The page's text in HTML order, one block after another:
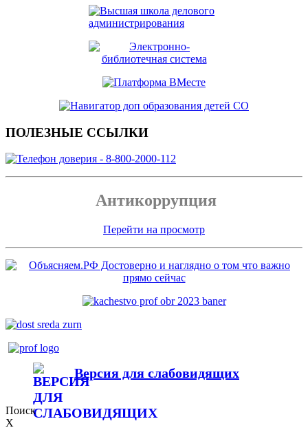
ПОЛЕЗНЫЕ ССЫЛКИ
Антикоррупция
Перейти на просмотр
Версия для слабовидящих
Поиск
X